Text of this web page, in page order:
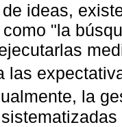
ideas,
"la
las
la